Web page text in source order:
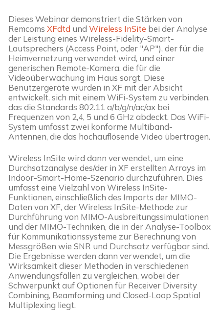
Dieses Webinar demonstriert die Stärken von
Remcoms XFdtd und Wireless InSite bei der Analyse
der Leistung eines Wireless-Fidelity-Smart-
Lautsprechers (Access Point, oder "AP"), der für die
Heimvernetzung verwendet wird, und einer
generischen Remote-Kamera, die für die
Videoüberwachung im Haus sorgt. Diese
Benutzergeräte wurden in XF mit der Absicht
entwickelt, sich mit einem WiFi-System zu verbinden,
das die Standards 802.11 a/b/g/n/ac/ax bei
Frequenzen von 2,4, 5 und 6 GHz abdeckt. Das WiFi-
System umfasst zwei konforme Multiband-
Antennen, die das hochauflösende Video übertragen.
Wireless InSite wird dann verwendet, um eine
Durchsatzanalyse des/der in XF erstellten Arrays im
Indoor-Smart-Home-Szenario durchzuführen. Dies
umfasst eine Vielzahl von Wireless InSite-
Funktionen, einschließlich des Imports der MIMO-
Daten von XF, der Wireless InSite-Methode zur
Durchführung von MIMO-Ausbreitungssimulationen
und der MIMO-Techniken, die in der Analyse-Toolbox
für Kommunikationssysteme zur Berechnung von
Messgrößen wie SNR und Durchsatz verfügbar sind.
Die Ergebnisse werden dann verwendet, um die
Wirksamkeit dieser Methoden in verschiedenen
Anwendungsfällen zu vergleichen, wobei der
Schwerpunkt auf Optionen für Receiver Diversity
Combining, Beamforming und Closed-Loop Spatial
Multiplexing liegt.